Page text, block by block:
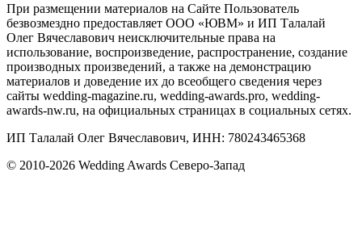
При размещении материалов на Сайте Пользователь
безвозмездно предоставляет ООО «ЮВМ» и ИП Талалай
Олег Вячеславович неисключительные права на
использование, воспроизведение, распространение, создание
производных произведений, а также на демонстрацию
материалов и доведение их до всеобщего сведения через
сайты wedding-magazine.ru, wedding-awards.pro, wedding-
awards-nw.ru, на официальных страницах в социальных сетях.
ИП Талалай Олег Вячеславович, ИНН: 780243465368
© 2010-2026 Wedding Awards Северо-Запад